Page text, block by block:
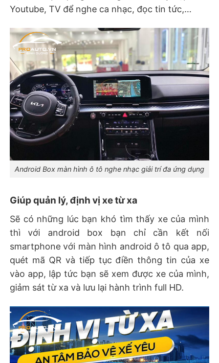
Youtube, TV để nghe ca nhạc, đọc tin tức,…
Android Box màn hình ô tô nghe nhạc giải trí đa ứng dụng
Giúp quản lý, định vị xe từ xa
Sẽ có những lúc bạn khó tìm thấy xe của mình
thì với android box bạn chỉ cần kết nối
smartphone với màn hình android ô tô qua app,
quét mã QR và tiếp tục điền thông tin của xe
vào app, lập tức bạn sẽ xem được xe của mình,
giảm sát từ xa và lưu lại hành trình full HD.